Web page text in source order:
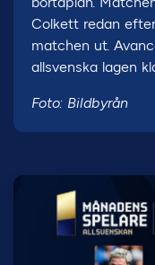
Colkett redan
matchen ut.
allsvenska lagen
Foto: Bildbyrån